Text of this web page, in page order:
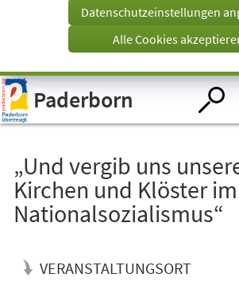
Visuelle
Assistenzsoftware
öffnen.
Tab)
Datenschutzeinstellungen
Alle Cookies
Paderborn
„Und vergib uns
Kirchen und Klöster im
Nationalsozialismus“
VERANSTALTUNGSORT